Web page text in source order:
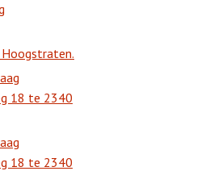
Hoogstraten.
18 te 2340
18 te 2340